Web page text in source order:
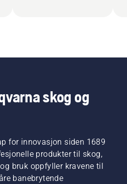
skog og
for innovasjon siden 1689
produkter til skog,
bruk oppfyller kravene til
banebrytende